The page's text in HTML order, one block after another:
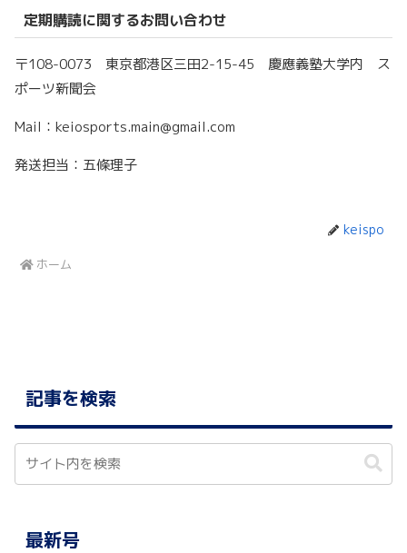
定期購読に関するお問い合わせ
〒108-0073 東京都港区三田2-15-45 慶應義塾大学内 ス
ポーツ新聞会
Mail：keiosports.main@gmail.com
発送担当：五條理子
keispo
ホーム
記事を検索
最新号